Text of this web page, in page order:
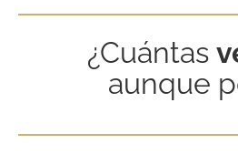
¿Cuántas
aunque